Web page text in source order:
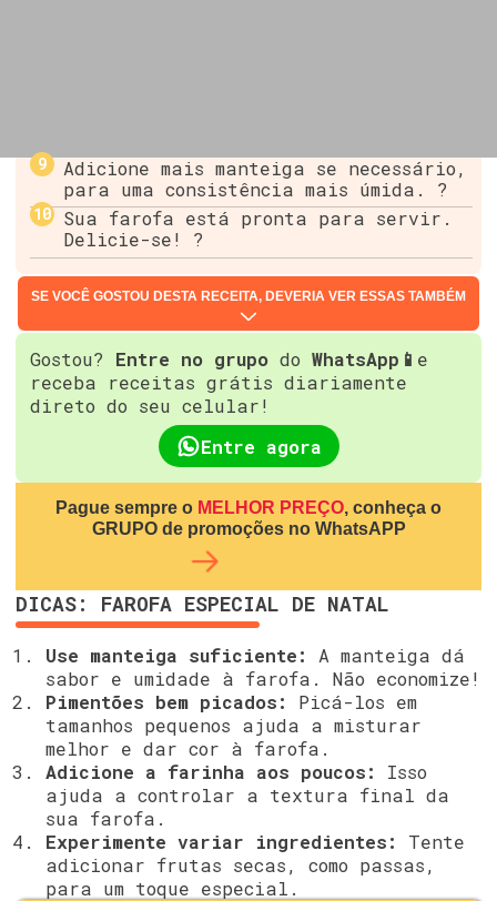
Adicione mais manteiga se necessário,
para uma consistência mais úmida. ?
Sua farofa está pronta para servir.
Delicie-se! ?️
SE VOCÊ GOSTOU DESTA RECEITA, DEVERIA VER ESSAS TAMBÉM
Gostou? Entre no grupo do WhatsApp📱 e
receba receitas grátis diariamente
direto do seu celular!
Entre agora
Pague sempre o MELHOR PREÇO, conheça o
GRUPO de promoções no WhatsAPP
DICAS: FAROFA ESPECIAL DE NATAL
Use manteiga suficiente:
A manteiga dá
sabor e umidade à farofa. Não economize!
Pimentões bem picados:
Picá-los em
tamanhos pequenos ajuda a misturar
melhor e dar cor à farofa.
Adicione a farinha aos poucos:
Isso
ajuda a controlar a textura final da
sua farofa.
Experimente variar ingredientes:
Tente
adicionar frutas secas, como passas,
para um toque especial.